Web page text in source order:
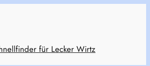
für Lecker Wirtz